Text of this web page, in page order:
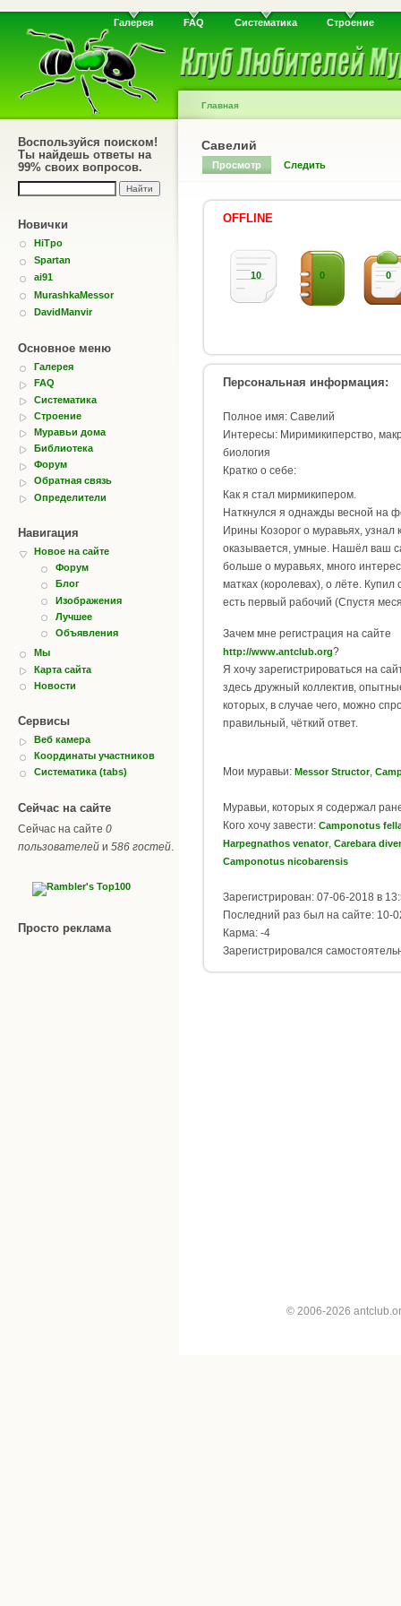
Галерея FAQ Систематика Строение
Воспользуйся поиском!
Ты найдешь ответы на
99% своих вопросов.
Новички
HiTpo
Spartan
ai91
MurashkaMessor
DavidManvir
Основное меню
Галерея
FAQ
Систематика
Строение
Муравьи дома
Библиотека
Форум
Обратная связь
Определители
Навигация
Новое на сайте
Форум
Блог
Изображения
Лучшее
Объявления
Мы
Карта сайта
Новости
Сервисы
Веб камера
Координаты участников
Систематика (tabs)
Сейчас на сайте
Сейчас на сайте 0
пользователей и 586 гостей.
Просто реклама
Главная
Савелий
Просмотр Следить
OFFLINE
10 0 0
Персональная информация:
Полное имя: Савелий
Интересы: Миримикиперство,
биология
Кратко о себе:
Как я стал мирмикипером.
Наткнулся я однажды весной на
Ирины Козорог о муравьях, узнал
оказывается, умные. Нашёл ваш
больше о муравьях, много
матках (королевах), о лёте. Купил
есть первый рабочий (Спустя
Зачем мне регистрация на сайте
http://www.antclub.org?
Я хочу зарегистрироваться на
здесь дружный коллектив,
которых, в случае чего, можно
правильный, чёткий ответ.
Мои муравьи: Messor Structor,
Муравьи, которых я содержал
Кого хочу завести: Camponotus
Harpegnathos venator, Carebara
Сamponotus nicobarensis
Зарегистрирован: 07-06-2018 в
Последний раз был на сайте: 10-
Карма: -4
Зарегистрировался
© 2006-2026